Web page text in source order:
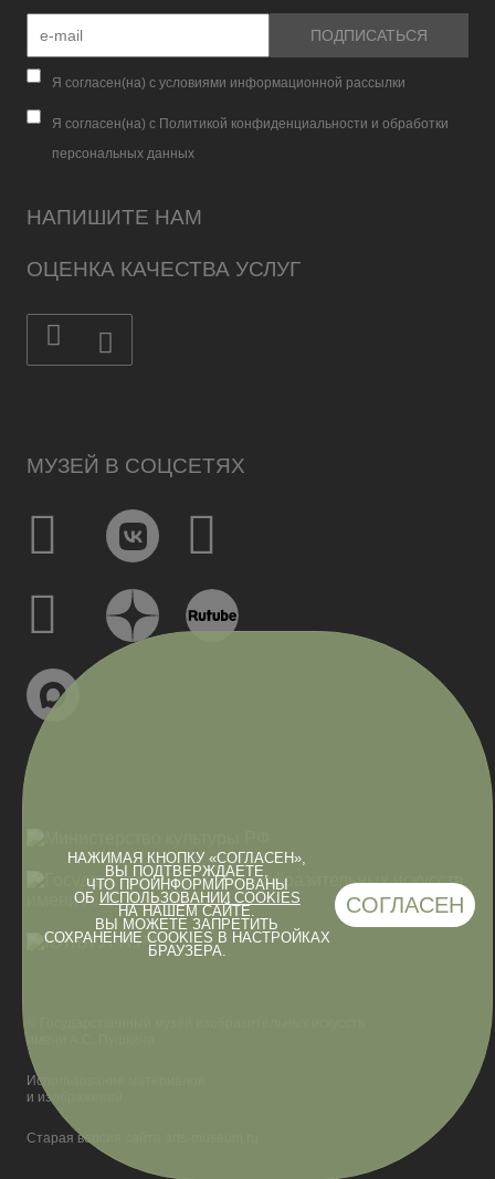
НАЖИМАЯ КНОПКУ «СОГЛАСЕН»,
ВЫ ПОДТВЕРЖДАЕТЕ,
ЧТО ПРОИНФОРМИРОВАНЫ
ОБ ИСПОЛЬЗОВАНИИ COOKIES
НА НАШЕМ САЙТЕ.
ВЫ МОЖЕТЕ ЗАПРЕТИТЬ
СОХРАНЕНИЕ COOKIES В НАСТРОЙКАХ
БРАУЗЕРА.
СОГЛАСЕН
МУЗЕЙ В СОЦСЕТЯХ
Я согласен(на) с условиями информационной рассылки
Я согласен(на) с Политикой конфиденциальности и обработки
персональных данных
НАПИШИТЕ НАМ
ОЦЕНКА КАЧЕСТВА УСЛУГ
Использование материалов
и изображений
Старая версия сайта arts-museum.ru